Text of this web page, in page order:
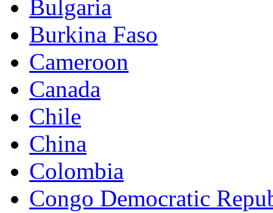
Bulgaria
Burkina Faso
Cameroon
Canada
Chile
China
Colombia
Congo Democratic